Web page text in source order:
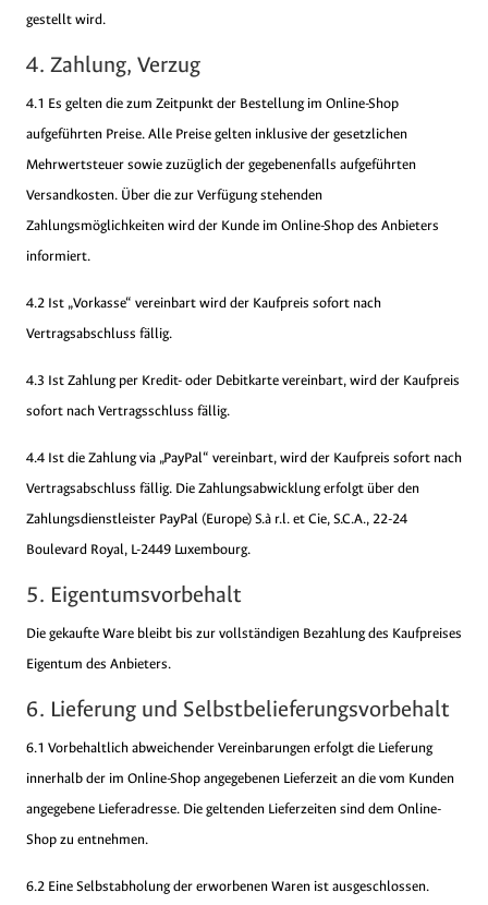
gestellt wird.
4. Zahlung, Verzug
4.1 Es gelten die zum Zeitpunkt der Bestellung im Online-Shop
aufgeführten Preise. Alle Preise gelten inklusive der gesetzlichen
Mehrwertsteuer sowie zuzüglich der gegebenenfalls aufgeführten
Versandkosten. Über die zur Verfügung stehenden
Zahlungsmöglichkeiten wird der Kunde im Online-Shop des Anbieters
informiert.
4.2 Ist „Vorkasse“ vereinbart wird der Kaufpreis sofort nach
Vertragsabschluss fällig.
4.3 Ist Zahlung per Kredit- oder Debitkarte vereinbart, wird der Kaufpreis
sofort nach Vertragsschluss fällig.
4.4 Ist die Zahlung via „PayPal“ vereinbart, wird der Kaufpreis sofort nach
Vertragsabschluss fällig. Die Zahlungsabwicklung erfolgt über den
Zahlungsdienstleister PayPal (Europe) S.à r.l. et Cie, S.C.A., 22-24
Boulevard Royal, L-2449 Luxembourg.
5. Eigentumsvorbehalt
Die gekaufte Ware bleibt bis zur vollständigen Bezahlung des Kaufpreises
Eigentum des Anbieters.
6. Lieferung und Selbstbelieferungsvorbehalt
6.1 Vorbehaltlich abweichender Vereinbarungen erfolgt die Lieferung
innerhalb der im Online-Shop angegebenen Lieferzeit an die vom Kunden
angegebene Lieferadresse. Die geltenden Lieferzeiten sind dem Online-
Shop zu entnehmen.
6.2 Eine Selbstabholung der erworbenen Waren ist ausgeschlossen.